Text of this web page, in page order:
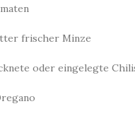
frischer Minze
oder eingelegte